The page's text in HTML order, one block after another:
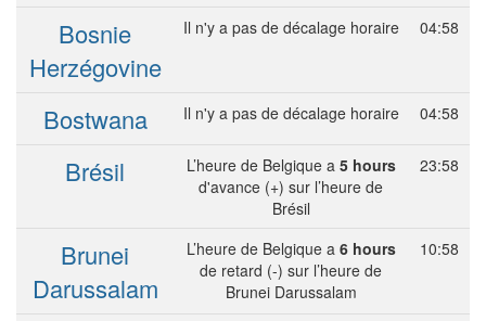
Bosnie
Herzégovine
Il n'y a pas de décalage horaire 04:58
Bostwana Il n'y a pas de décalage horaire 04:58
Brésil L’heure de Belgique a 5 hours
d'avance (+) sur l’heure de
Brésil
23:58
Brunei
Darussalam
L’heure de Belgique a 6 hours
de retard (-) sur l’heure de
Brunei Darussalam
10:58